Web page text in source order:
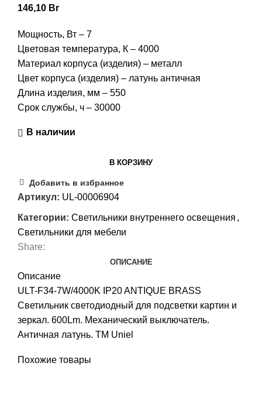
146,10 Br
Мощность, Вт – 7
Цветовая температура, К – 4000
Материал корпуса (изделия) – металл
Цвет корпуса (изделия) – латунь античная
Длина изделия, мм – 550
Срок службы, ч – 30000
В наличии
В КОРЗИНУ
Добавить в избранное
Артикул: UL-00006904
Категории: Светильники внутреннего освещения ,
Светильники для мебели
Share:
ОПИСАНИЕ
Описание
ULT-F34-7W/4000K IP20 ANTIQUE BRASS
Светильник светодиодный для подсветки картин и
зеркал. 600Lm. Механический выключатель.
Античная латунь. ТМ Uniel
Похожие товары